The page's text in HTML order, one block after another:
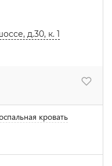
д.30, к. 1
кровать